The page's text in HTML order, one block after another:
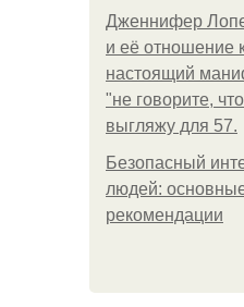
Дженнифер
и её отношение
настоящий
"не говорите,
выгляжу для 57.
Безопасный
людей:
рекомендации